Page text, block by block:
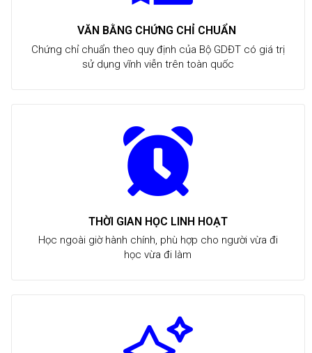
VĂN BẰNG CHỨNG CHỈ CHUẨN
Chứng chỉ chuẩn theo quy định của Bộ GDĐT có giá trị
sử dụng vĩnh viễn trên toàn quốc
THỜI GIAN HỌC LINH HOẠT
Học ngoài giờ hành chính, phù hợp cho người vừa đi
học vừa đi làm